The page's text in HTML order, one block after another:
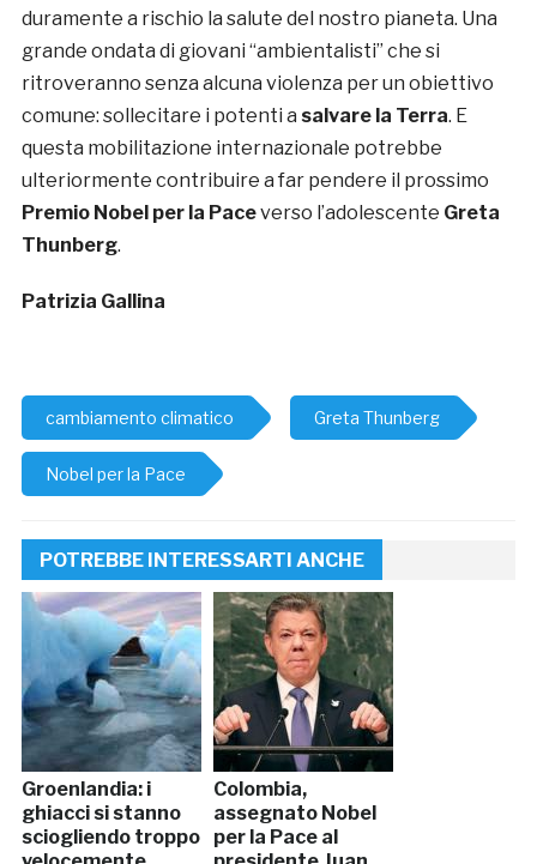
duramente a rischio la salute del nostro pianeta. Una
grande ondata di giovani “ambientalisti” che si
ritroveranno senza alcuna violenza per un obiettivo
comune: sollecitare i potenti a salvare la Terra. E
questa mobilitazione internazionale potrebbe
ulteriormente contribuire a far pendere il prossimo
Premio Nobel per la Paceverso l’adolescente Greta
Thunberg.
Patrizia Gallina
cambiamento climatico Greta Thunberg
Nobel per la Pace
POTREBBE INTERESSARTI ANCHE
Groenlandia: i
ghiacci si stanno
sciogliendo troppo
Colombia,
assegnato Nobel
per la Pace al